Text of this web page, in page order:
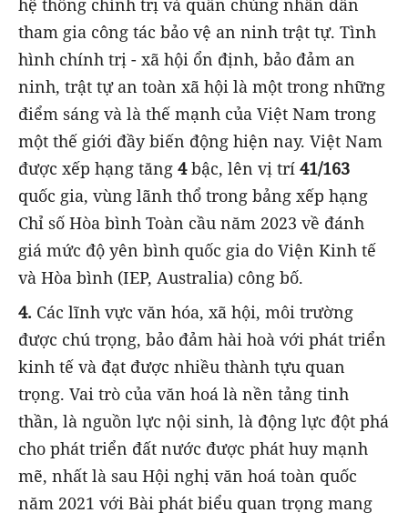
hệ thống chính trị và quần chúng nhân dân
tham gia công tác bảo vệ an ninh trật tự. Tình
hình chính trị - xã hội ổn định, bảo đảm an
ninh, trật tự an toàn xã hội là một trong những
điểm sáng và là thế mạnh của Việt Nam trong
một thế giới đầy biến động hiện nay. Việt Nam
được xếp hạng tăng 4bậc, lên vị trí 41/163
quốc gia, vùng lãnh thổ trong bảng xếp hạng
Chỉ số Hòa bình Toàn cầu năm 2023 về đánh
giá mức độ yên bình quốc gia do Viện Kinh tế
và Hòa bình (IEP, Australia) công bố.
4. Các lĩnh vực văn hóa, xã hội, môi trường
được chú trọng, bảo đảm hài hoà với phát triển
kinh tế và đạt được nhiều thành tựu quan
trọng. Vai trò của văn hoá là nền tảng tinh
thần, là nguồn lực nội sinh, là động lực đột phá
cho phát triển đất nước được phát huy mạnh
mẽ, nhất là sau Hội nghị văn hoá toàn quốc
năm 2021 với Bài phát biểu quan trọng mang